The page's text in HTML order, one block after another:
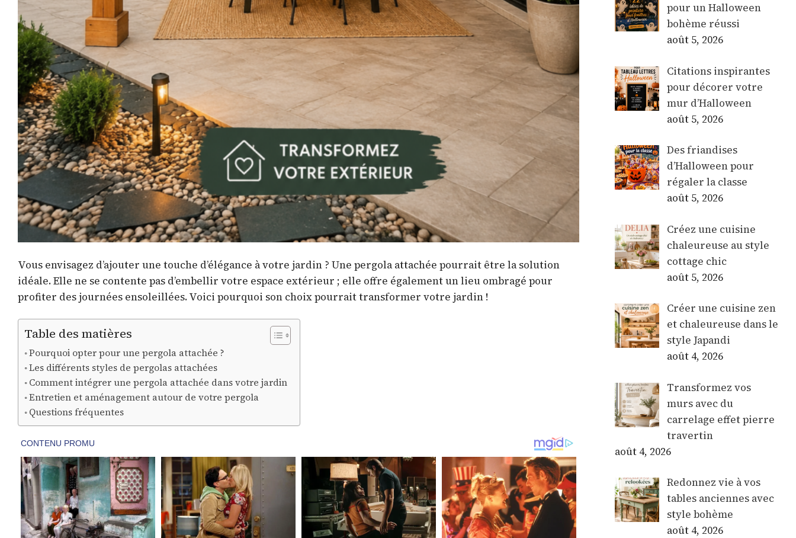
Vous envisagez d’ajouter une touche d’élégance à votre jardin ? Une pergola attachée pourrait être la solution
idéale. Elle ne se contente pas d’embellir votre espace extérieur ; elle offre également un lieu ombragé pour
profiter des journées ensoleillées. Voici pourquoi son choix pourrait transformer votre jardin !
Table des matières
Pourquoi opter pour une pergola attachée ?
Les différents styles de pergolas attachées
Comment intégrer une pergola attachée dans votre jardin
Entretien et aménagement autour de votre pergola
Questions fréquentes
pour un Halloween
bohème réussi
août 5, 2026
Citations inspirantes
pour décorer votre
mur d’Halloween
août 5, 2026
Des friandises
d’Halloween pour
régaler la classe
août 5, 2026
Créez une cuisine
chaleureuse au style
cottage chic
août 5, 2026
Créer une cuisine zen
et chaleureuse dans le
style Japandi
août 4, 2026
Transformez vos
murs avec du
carrelage effet pierre
travertin
août 4, 2026
Redonnez vie à vos
tables anciennes avec
style bohème
août 4, 2026